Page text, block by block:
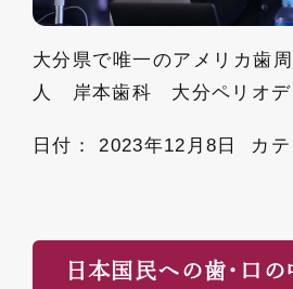
大分県で唯一のアメリカ歯
人 岸本歯科 大分ペリオデ
日付：2023年12月8日 カテ
日本国民への歯・口